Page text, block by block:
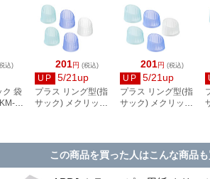
201円 (税込)
UP 5/21up
プラス リング型(指
サック) メクリッコ
201円 (税込)
UP 5/21up
プラス リング型(指
サック) メクリッコ
込)
ク 袋
この商品を買った人はこんな商品